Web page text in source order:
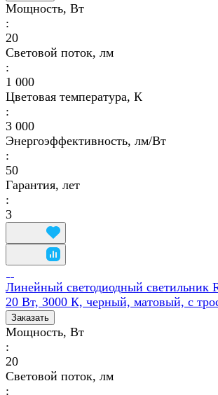
Мощность, Вт
:
20
Световой поток, лм
:
1 000
Цветовая температура, К
:
3 000
Энергоэффективность, лм/Вт
:
50
Гарантия, лет
:
3
Линейный светодиодный светильник
20 Вт, 3000 К, черный, матовый, с
Заказать
Мощность, Вт
:
20
Световой поток, лм
: